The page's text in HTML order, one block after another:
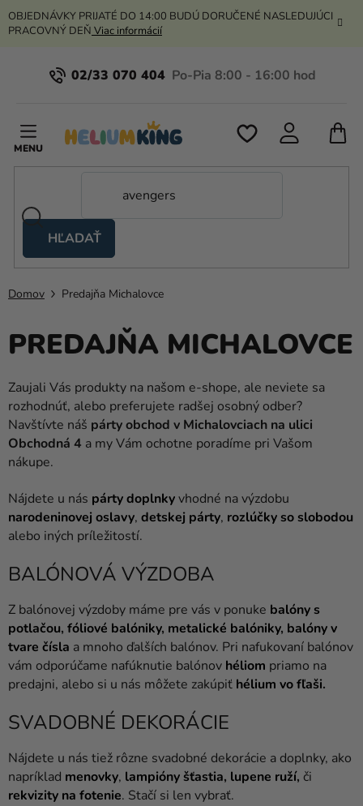
Prejsť
na
OBJEDNÁVKY PRIJATÉ DO 14:00 BUDÚ DORUČENÉ NASLEDUJÚCI
PRACOVNÝ DEŇ Viac informácií
02/33 070 404
HĽADAŤ
stany
Kanekalon
Hélium
a
Svadba
Párty
Výzdoba
doplnky
Karnevalové
kostýmy a
masky
Oblečenie
Pečenie
Novinky
Darčeky
a merch
Sviatky
Kreatívne
Domov Predajňa Michalovce
PREDAJŇA MICHALOVCE
Zaujali Vás produkty na našom e-shope, ale neviete sa
rozhodnúť, alebo preferujete radšej osobný odber?
Navštívte náš párty obchod v Michalovciach na ulici
Obchodná 4 a my Vám ochotne poradíme pri Vašom
nákupe.
Nájdete u nás párty doplnkyvhodné na výzdobu
narodeninovej oslavy, detskej párty, rozlúčky soslobodou
alebo iných príležitostí.
BALÓNOVÁ VÝZDOBA
Z balónovej výzdoby máme pre vás v ponuke balóny s
potlačou, fóliové balóniky, metalické balóniky, balóny v
tvare čísla a mnoho ďalších balónov. Pri nafukovaní balónov
vám odporúčame nafúknutie balónov héliom priamo na
predajni, alebo si u nás môžete zakúpiť hélium vo fľaši.
SVADOBNÉ DEKORÁCIE
Nájdete u nás tiež rôzne svadobné dekorácie a doplnky, ako
napríklad menovky, lampióny šťastia, lupene ruží, či
rekvizity na fotenie. Stačí si len vybrať.